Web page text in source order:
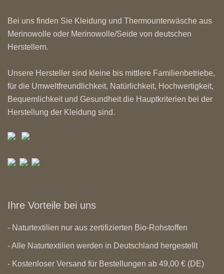
Bei uns finden Sie Kleidung und Thermounterwäsche aus
Merinowolle oder Merinowolle/Seide von deutschen
Herstellern.
Unsere Hersteller sind kleine bis mittlere Familienbetriebe,
für die Umweltfreundlichkeit, Natürlichkeit, Hochwertigkeit,
Bequemlichkeit und Gesundheit die Hauptkriterien bei der
Herstellung der Kleidung sind.
Ihre Vorteile bei uns
- Naturtextilien nur aus zertifizierten Bio-Rohstoffen
- Alle Naturtextilien werden in Deutschland hergestellt
- Kostenloser Versand für Bestellungen ab 49,00 € (DE)